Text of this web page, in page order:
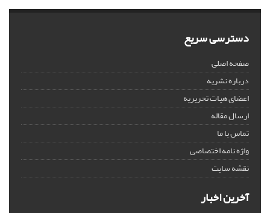
دسترسی سریع
صفحه اصلی
درباره نشریه
اعضای هیات تحریریه
ارسال مقاله
تماس با ما
واژه نامه اختصاصی
نقشه سایت
آخرین اخبار